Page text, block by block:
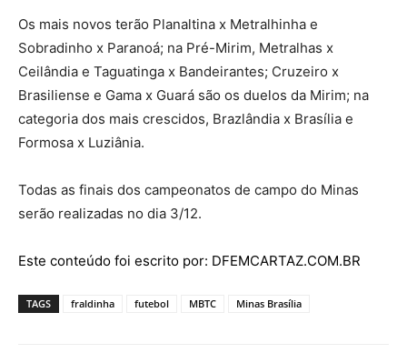
Os mais novos terão Planaltina x Metralhinha e
Sobradinho x Paranoá; na Pré-Mirim, Metralhas x
Ceilândia e Taguatinga x Bandeirantes; Cruzeiro x
Brasiliense e Gama x Guará são os duelos da Mirim; na
categoria dos mais crescidos, Brazlândia x Brasília e
Formosa x Luziânia.
Todas as finais dos campeonatos de campo do Minas
serão realizadas no dia 3/12.
Este conteúdo foi escrito por: DFEMCARTAZ.COM.BR
TAGS fraldinha futebol MBTC Minas Brasília